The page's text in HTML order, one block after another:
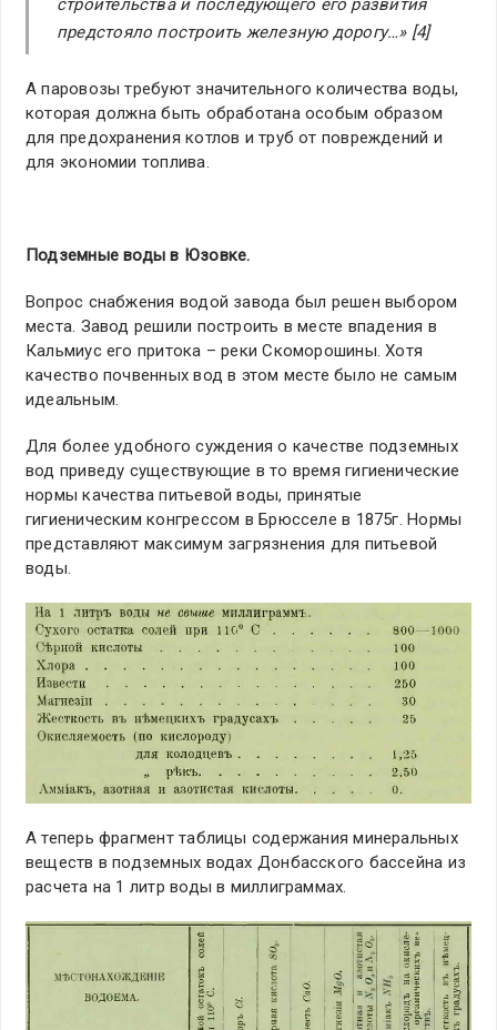
строительства и последующего его развития
предстояло построить железную дорогу…» [4]
А паровозы требуют значительного количества воды,
которая должна быть обработана особым образом
для предохранения котлов и труб от повреждений и
для экономии топлива.
Подземные воды в Юзовке.
Вопрос снабжения водой завода был решен выбором
места. Завод решили построить в месте впадения в
Кальмиус его притока – реки Скоморошины. Хотя
качество почвенных вод в этом месте было не самым
идеальным.
Для более удобного суждения о качестве подземных
вод приведу существующие в то время гигиенические
нормы качества питьевой воды, принятые
гигиеническим конгрессом в Брюсселе в 1875г. Нормы
представляют максимум загрязнения для питьевой
воды.
А теперь фрагмент таблицы содержания минеральных
веществ в подземных водах Донбасского бассейна из
расчета на 1 литр воды в миллиграммах.